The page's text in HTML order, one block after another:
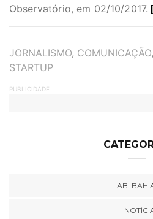
Observatório, em 02/10/2017.
TAGS
JORNALISMO, COMUNICAÇÃO,
STARTUP
PUBLICIDADE
ABI